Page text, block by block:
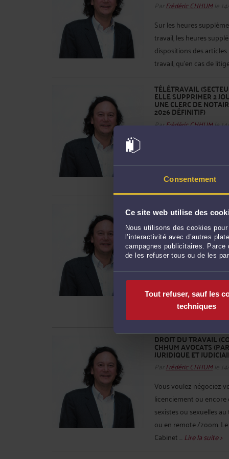
Consentement
Ce site web utilise des
Nous utilisons des cookies
l’interactivité avec d’autres
campagnes publicitaires.
de les refuser tous ou de les
Tout refuser, sauf les
techniques
Par Frédéric CHHUMle
Sur les heures
travail, les heures
dispositions des articles
travail, qu'en cas de
TÉLÉTRAVAIL
ELLE SUPPRIMER 2
UNE CLERC DE
2026 DÉFINITIF)
ParFrédéric CHHUMle
télétravail, ils
14 juin 2018 relatif au
FRENCH
NANTES, LILLE)
JUDICIAL SUPPORT
2026)
ParFrédéric CHHUMle
You wish to negotiate
dismissal, or report
matters including: .
conventionnelle*) and/
DROIT DU TRAVAIL
CHHUM AVOCATS
JURIDIQUE ET
Par Frédéric CHHUMle
Vous voulez négociez
licenciement ou
sexistes ou sexuelles
ou en remote /zoom.
Cabinet ...Lire la suite >